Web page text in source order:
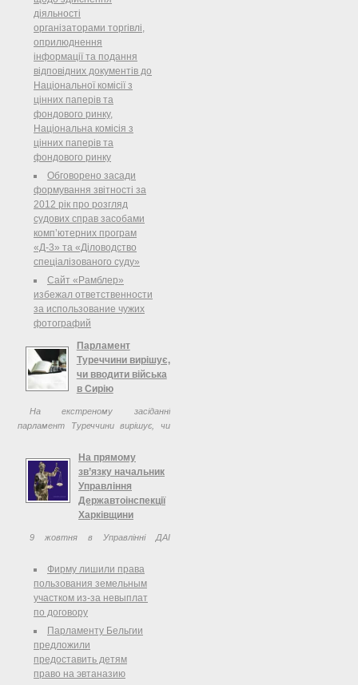
рік На виконання Закону України
"Про засади державної регуляторної
політики у сфері господарської
діяльності"( 1160-15 ) НАКАЗУЮ:
діяльності
організаторами торгівлі,
оприлюднення
інформації та подання
відповідних документів до
Національної комісії з
цінних паперів та
фондового ринку,
Національна комісія з
цінних паперів та
фондового ринку
Обговорено засади
формування звітності за
2012 рік про розгляд
судових справ засобами
комп’ютерних програм
«Д-3» та «Діловодство
спеціалізованого суду»
Сайт «Рамблер»
избежал ответственности
за использование чужих
фотографий
Парламент
Туреччини вирішує,
чи вводити війська
в Сирію
На екстреному засіданні
парламент Туреччини вирішує, чи
Дозволу на це попросив уряд країни
після трагічного інциденту в
прикордонному місті Акчакале, де
від сирійського ...
На прямому
зв’язку начальник
Управління
Державтоінспекції
Харківщини
9 жовтня в Управлінні ДАІ
працювала телефонна гаряча лінія.
На запитання громадян відповідав
начальник Управління ДАІ ГУМВС
України в Харківській області,
Фирму лишили права
пользования земельным
участком из-за невыплат
по договору
Парламенту Бельгии
предложили
предоставить детям
право на эвтаназию